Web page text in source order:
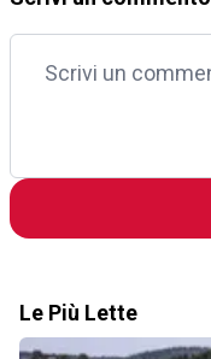
Le Più Lette